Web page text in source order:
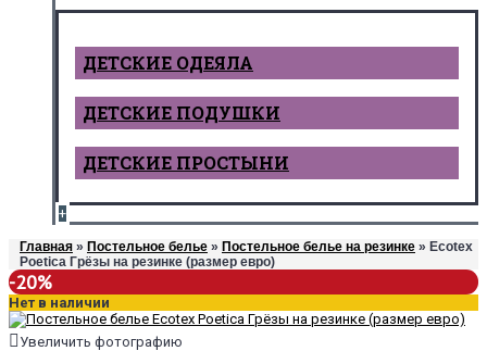
ДЕТCКИЕ ОДЕЯЛА
ДЕТСКИЕ ПОДУШКИ
ДЕТСКИЕ ПРОСТЫНИ
+
Главная » Постельное белье » Постельное белье на резинке » Ecotex
Poetica Грёзы на резинке (размер евро)
-20%
Нет в наличии
Увеличить фотографию